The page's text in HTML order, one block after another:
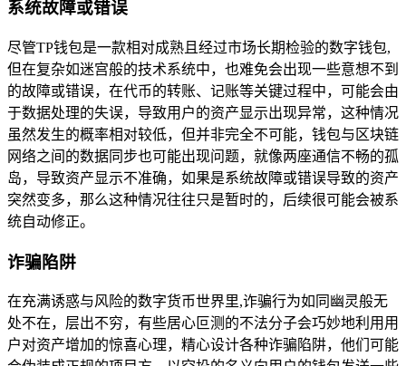
系统故障或错误
尽管TP钱包是一款相对成熟且经过市场长期检验的数字钱包,
但在复杂如迷宫般的技术系统中，也难免会出现一些意想不到
的故障或错误，在代币的转账、记账等关键过程中，可能会由
于数据处理的失误，导致用户的资产显示出现异常，这种情况
虽然发生的概率相对较低，但并非完全不可能，钱包与区块链
网络之间的数据同步也可能出现问题，就像两座通信不畅的孤
岛，导致资产显示不准确，如果是系统故障或错误导致的资产
突然变多，那么这种情况往往只是暂时的，后续很可能会被系
统自动修正。
诈骗陷阱
在充满诱惑与风险的数字货币世界里,诈骗行为如同幽灵般无
处不在，层出不穷，有些居心叵测的不法分子会巧妙地利用用
户对资产增加的惊喜心理，精心设计各种诈骗陷阱，他们可能